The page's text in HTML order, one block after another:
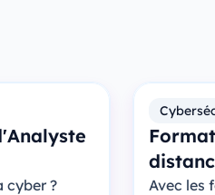
cyber ?
Avec les